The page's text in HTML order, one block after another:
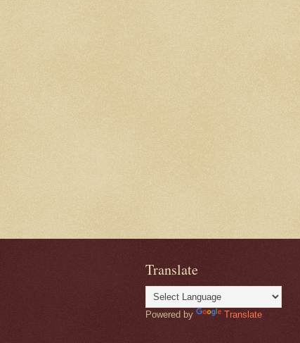
Translate
Powered by Translate